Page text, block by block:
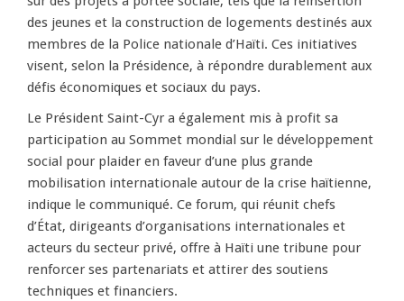
des jeunes et la construction de logements destinés aux
membres de la Police nationale d’Haïti. Ces initiatives
visent, selon la Présidence, à répondre durablement aux
défis économiques et sociaux du pays.
Le Président Saint-Cyr a également mis à profit sa
participation au Sommet mondial sur le développement
social pour plaider en faveur d’une plus grande
mobilisation internationale autour de la crise haïtienne,
indique le communiqué. Ce forum, qui réunit chefs
d’État, dirigeants d’organisations internationales et
acteurs du secteur privé, offre à Haïti une tribune pour
renforcer ses partenariats et attirer des soutiens
techniques et financiers.